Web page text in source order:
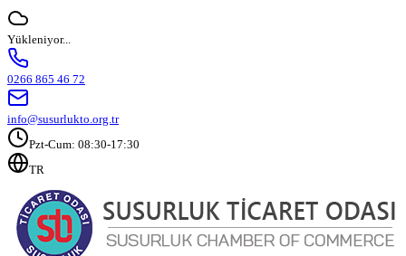
Yükleniyor...
0266 865 46 72
info@susurlukto.org.tr
Pzt-Cum: 08:30-17:30
TR